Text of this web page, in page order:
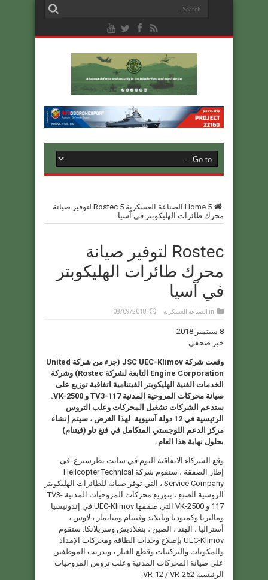
Home 5 الصناعة العسكرية
Rostec لتوفير صيانة
محرك طائرات الهليكوبتر في آسيا
Rostec لتوفير صيانة
محرك طائرات الهليكوبتر
في آسيا
in الصناعة العسكرية 08/09/2018
8 سبتمبر 2018
خبر صحفى
وقعت شركة JSC UEC-Klimov (جزء من شركة United
Engine Corporation التابعة لشركة Rostec) وشركة
الخدمات الفنية الهليكوبتر الفيتنامية اتفاقية توزيع على
صيانة محركات المروحية المدنية TV3-117 و VK-2500.
ستدعم الشركات تشغيل المحركات وعلب التروس
الرئيسية في 12 دولة آسيوية. لهذا الغرض ، سيتم إنشاء
مركز الدعم اللوجستي المتكامل في فنغ تاو (فيتنام)
بحلول نهاية هذا العام.
وقع الشركاء الاتفاقية اليوم في سانت بطرسبرغ. في
إطار الصفقة ، ستقوم شركة Helicopter Technical
Service Company ، التي توفر صيانة للطائرات الهليكوبتر
الروسية الصنع ، بتوزيع محركات المروحيات المدنية TV3-
117 و VK-2500 التي صممها UEC-Klimov في إندونيسيا
وماليزيا وكمبوديا وتايلاند وفيتنام وميانمار ، لاوس ،
أستراليا ، الهند ، الصين ، بنغلاديش وسريلانكا. ستقوم
UEC-Klimov بإصلاح وحدات الطاقة ومحركات الإمداد
والمكونات والتركيبات وقطع الغيار ، وتدريب الموظفين
على صيانة المحركات المدنية وعلب تروس المروحيات
الرئيسية VR-12 / VR-252.